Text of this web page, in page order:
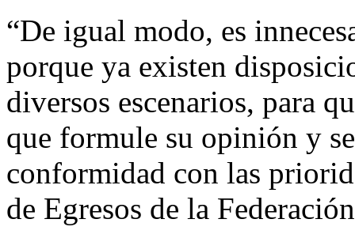
“De igual modo, es
porque ya existen
diversos escenarios, para
que formule su opinión y
conformidad con las
de Egresos de la